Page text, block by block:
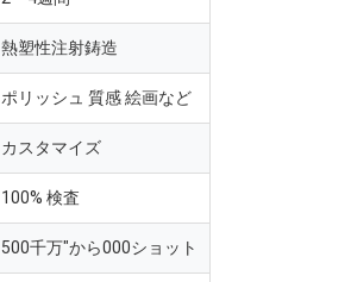
熱塑性注射鋳造
ポリッシュ 質感 絵画など
カスタマイズ
100% 検査
500千万"から000ショット